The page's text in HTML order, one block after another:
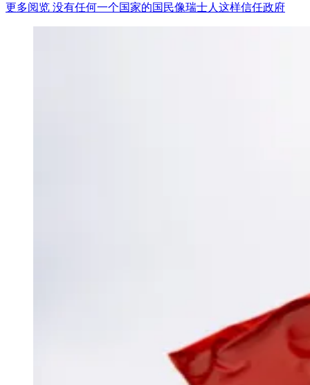
更多阅览 没有任何一个国家的国民像瑞士人这样信任政府